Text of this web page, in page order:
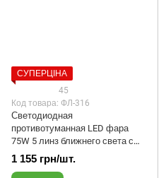
СУПЕРЦІНА
45
Код товара: ФЛ-316
Светодиодная
противотуманная LED фара
75W 5 линз ближнего света с
ДХО | ФЛ-316 | прямоугольная
1 155 грн/шт.